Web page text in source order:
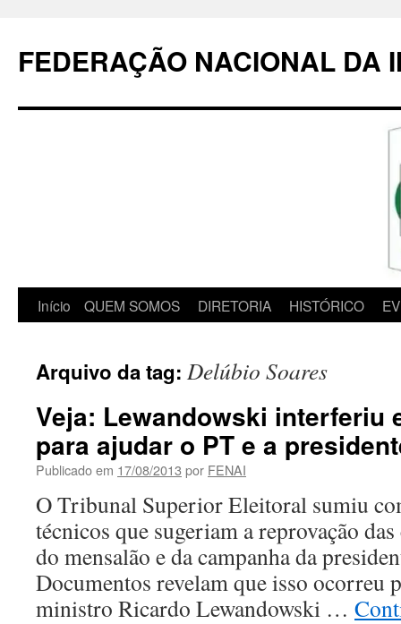
conteúdo
FEDERAÇÃO NACIONAL DA
Início QUEM SOMOS DIRETORIA HISTÓRICO
Arquivo da tag: Delúbio Soares
Veja: Lewandowski interferiu
para ajudar o PT e a
Publicado em 17/08/2013 por FENAI
O Tribunal Superior Eleitoral sumiu
técnicos que sugeriam a reprovação
do mensalão e da campanha da
Documentos revelam que isso ocorreu
ministro Ricardo Lewandowski …